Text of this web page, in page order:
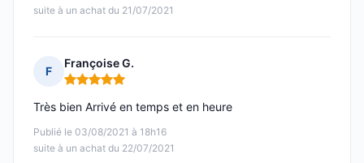
suite à un achat du 21/07/2021
F
Françoise G.
Note : 5 sur 5
Publié le 03/08/2021 à 18h16
suite à un achat du 22/07/2021
Très bien Arrivé en temps et en heure